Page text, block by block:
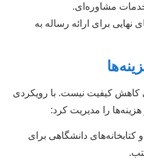
مشاوره‌ای.
نهایی برای ارائه رساله به
کاهش کیفیت نیست. با رویکردی
را مدیریت کرد:
و کتابخانه‌های دانشگاهی برای